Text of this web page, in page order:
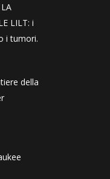
LILT: i
i tumori.
della